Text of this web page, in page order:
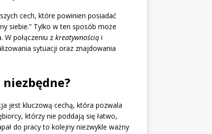
cech, które powinien posiadać
siebie.” Tylko w ten sposób może
W połączeniu z kreatywnościąi
sytuacji oraz znajdowania
niezbędne?
jest kluczową cechą, która pozwala
którzy nie poddają się łatwo,
do pracy to kolejny niezwykle ważny